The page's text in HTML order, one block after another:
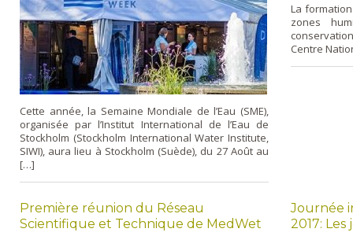
Cette année, la Semaine Mondiale de l’Eau (SME),
organisée par l’Institut International de l’Eau de
Stockholm (Stockholm International Water Institute,
SIWI), aura lieu à Stockholm (Suède), du 27 Août au
[…]
La
zones
Centre
Première réunion du Réseau
Scientifique et Technique de MedWet
Journée
2017: